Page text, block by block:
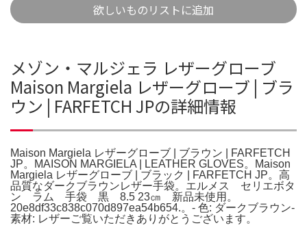
欲しいものリストに追加
メゾン・マルジェラ レザーグローブ
Maison Margiela レザーグローブ | ブラ
ウン | FARFETCH JPの詳細情報
Maison Margiela レザーグローブ | ブラウン | FARFETCH
JP。MAISON MARGIELA | LEATHER GLOVES。Maison
Margiela レザーグローブ | ブラック | FARFETCH JP。高
品質なダークブラウンレザー手袋。エルメス セリエボタ
ン ラム 手袋 黒 8.5 23㎝ 新品未使用。
20e8df33c838c070d897ea54b654.。- 色: ダークブラウン-
素材: レザーご覧いただきありがとうございます。